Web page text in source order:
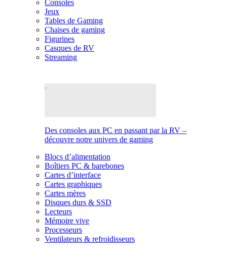
Consoles
Jeux
Tables de Gaming
Chaises de gaming
Figurines
Casques de RV
Streaming
Des consoles aux PC en passant par la RV –
découvre notre univers de gaming
Blocs d’alimentation
Boîtiers PC & barebones
Cartes d’interface
Cartes graphiques
Cartes mères
Disques durs & SSD
Lecteurs
Mémoire vive
Processeurs
Ventilateurs & refroidisseurs